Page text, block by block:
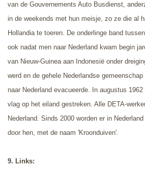
van de Gouvernements Auto Busdienst,
in de weekends met hun meisje, zo ze die al
Hollandia te toeren. De onderlinge band
ook nadat men naar Nederland kwam begin
van Nieuw-Guinea aan Indonesië onder
werd en de gehele Nederlandse
naar Nederland evacueerde. In augustus
vlag op het eiland gestreken. Alle DETA-
Nederland. Sinds 2000 worden er in
door hen, met de naam 'Kroonduiven'.
9. Links: